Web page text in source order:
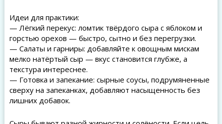
Идеи для практики:
— Лёгкий перекус: ломтик твёрдого сыра с яблоком и
горстью орехов — быстро, сытно и без перегрузки.
— Салаты и гарниры: добавляйте к овощным мискам
мелко натёртый сыр — вкус становится глубже, а
текстура интереснее.
— Готовка и запекание: сырные соусы, подрумяненные
сверху на запеканках, добавляют насыщенность без
лишних добавок.